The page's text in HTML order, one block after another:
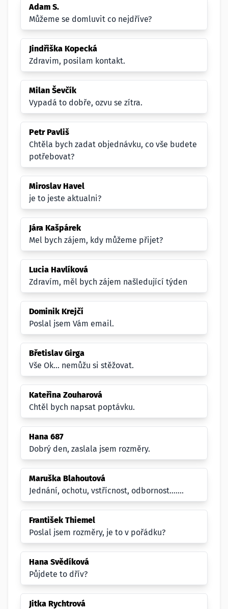
Adam S.
Můžeme se domluvit co nejdříve?
Jindřiška Kopecká
Zdravim, posilam kontakt.
Milan Ševčík
Vypadá to dobře, ozvu se zítra.
Petr Pavliš
Chtěla bych zadat objednávku, co vše budete
potřebovat?
Miroslav Havel
je to jeste aktualni?
Jára Kašpárek
Mel bych zájem, kdy můžeme přijet?
Lucia Havlíková
Zdravím, měl bych zájem našledující týden
Dominik Krejčí
Poslal jsem Vám email.
Břetislav Girga
Vše Ok... nemůžu si stěžovat.
Kateřina Zouharová
Chtěl bych napsat poptávku.
Hana 687
Dobrý den, zaslala jsem rozměry.
Maruška Blahoutová
Jednání, ochotu, vstřícnost, odbornost.......
František Thiemel
Poslal jsem rozměry, je to v pořádku?
Hana Svědíková
Půjdete to dřív?
Jitka Rychtrová